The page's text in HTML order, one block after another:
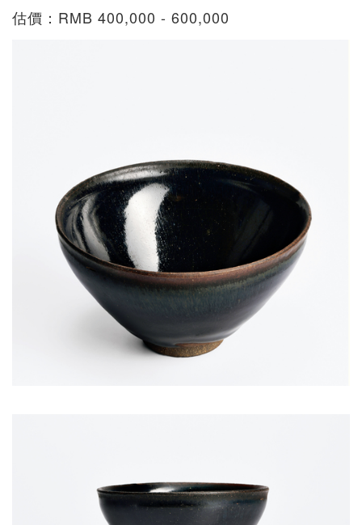
估價：RMB 400,000 - 600,000